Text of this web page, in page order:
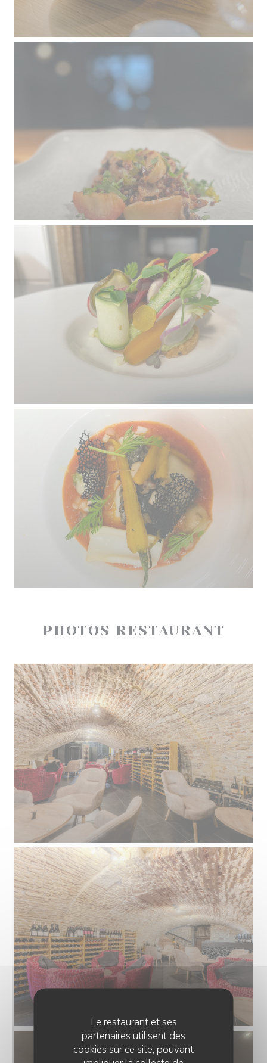
Le restaurant et ses
partenaires utilisent des
cookies sur ce site, pouvant
PHOTOS RESTAURANT